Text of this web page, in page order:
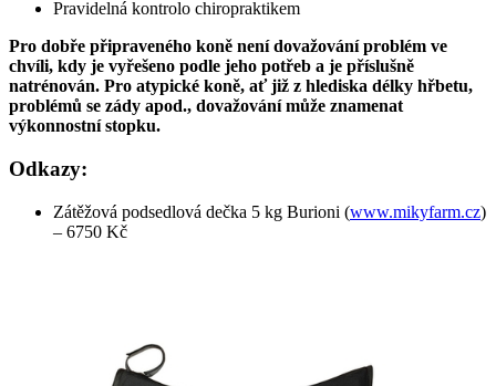
Pravidelná kontrolo chiropraktikem
Pro dobře připraveného koně není dovažování problém ve
chvíli, kdy je vyřešeno podle jeho potřeb a je příslušně
natrénován. Pro atypické koně, ať již z hlediska délky hřbetu,
problémů se zády apod., dovažování může znamenat
výkonnostní stopku.
Odkazy:
Zátěžová podsedlová dečka 5 kg Burioni (www.mikyfarm.cz)
– 6750 Kč